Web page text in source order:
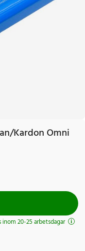
Kardon Omni
inom 20-25 arbetsdagar